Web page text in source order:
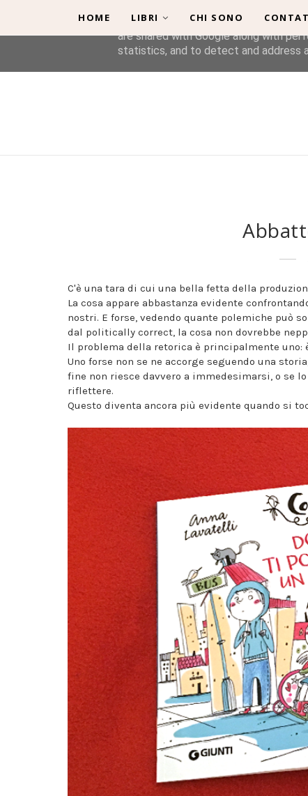
HOME LIBRI CHI SONO
C'è una tara di cui una bella fetta della
La cosa appare abbastanza evidente
nostri. E forse, vedendo quante polemiche può
dal politically correct, la cosa non dovrebbe
Il problema della retorica è principalmente uno:
Uno forse non se ne accorge seguendo una
fine non riesce davvero a immedesimarsi, o se
riflettere.
Questo diventa ancora più evidente quando si
This site uses cookies from Google
are shared with Google along with
statistics, and to detect and address